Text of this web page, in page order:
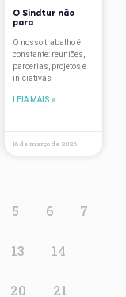
O Sindtur não
para
O nosso trabalho é
constante: reuniões,
parcerias, projetos e
iniciativas
LEIA MAIS »
16 de março de 2026
5 6 7
13 14
20 21